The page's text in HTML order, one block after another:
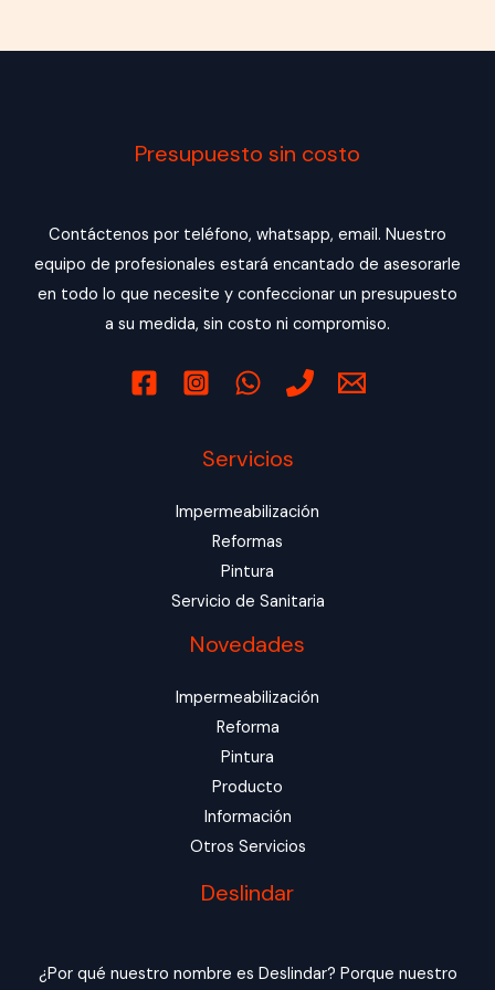
Presupuesto sin costo
Contáctenos por teléfono, whatsapp, email. Nuestro
equipo de profesionales estará encantado de asesorarle
en todo lo que necesite y confeccionar un presupuesto
a su medida, sin costo ni compromiso.
Servicios
Impermeabilización
Reformas
Pintura
Servicio de Sanitaria
Novedades
Impermeabilización
Reforma
Pintura
Producto
Información
Otros Servicios
Deslindar
¿Por qué nuestro nombre es Deslindar? Porque nuestro